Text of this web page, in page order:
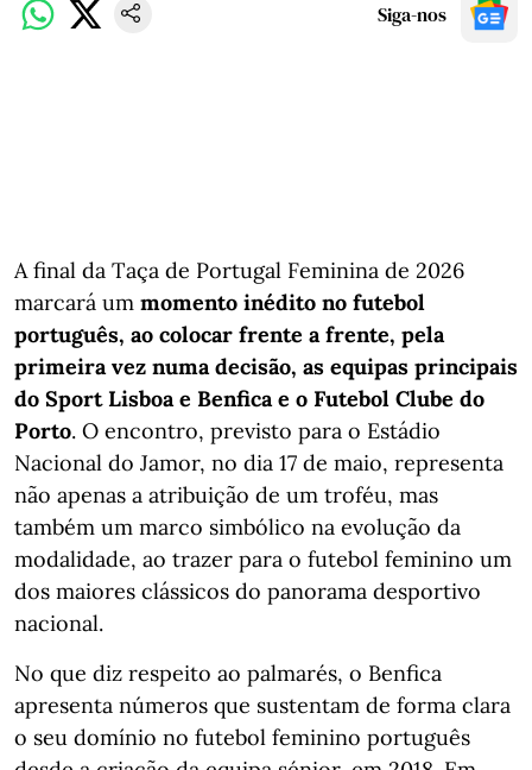
Siga-nos
A final da Taça de Portugal Feminina de 2026
marcará um momento inédito no futebol
português, ao colocar frente a frente, pela
primeira vez numa decisão, as equipas principais
do Sport Lisboa e Benfica e o Futebol Clube do
Porto. O encontro, previsto para o Estádio
Nacional do Jamor, no dia 17 de maio, representa
não apenas a atribuição de um troféu, mas
também um marco simbólico na evolução da
modalidade, ao trazer para o futebol feminino um
dos maiores clássicos do panorama desportivo
nacional.
No que diz respeito ao palmarés, o Benfica
apresenta números que sustentam de forma clara
o seu domínio no futebol feminino português